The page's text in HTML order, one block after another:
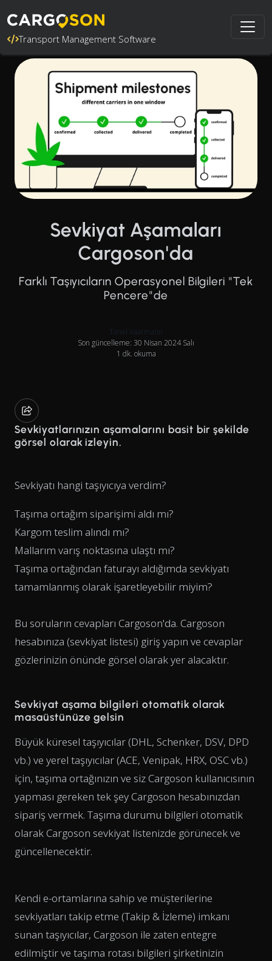
Transport Management Software
Sevkiyat Aşamaları
Cargoson'da
Farklı Taşıyıcıların Operasyonel Bilgileri "Tek
Pencere"de
Tanel Vaarmann
Son güncelleme: 30 Nisan 2024 Salı
1 dk. okuma
Sevkiyatlarınızın aşamalarını basit bir şekilde
görsel olarak izleyin.
Sevkiyatı hangi taşıyıcıya verdim?
Taşıma ortağım siparişimi aldı mı?
Kargom teslim alındı mı?
Mallarım varış noktasına ulaştı mı?
Taşıma ortağından faturayı aldığımda sevkiyatı
tamamlanmış olarak işaretleyebilir miyim?
Bu soruların cevapları Cargoson'da. Cargoson
hesabınıza (sevkiyat listesi) giriş yapın ve cevaplar
gözlerinizin önünde görsel olarak yer alacaktır.
Sevkiyat aşama bilgileri otomatik olarak
masaüstünüze gelsin
Büyük küresel taşıyıcılar (DHL, Schenker, DSV, DPD
vb.) ve yerel taşıyıcılar (ACE, Venipak, HRX, OSC vb.)
için, taşıma ortağınızın ve siz Cargoson kullanıcısının
yapması gereken tek şey Cargoson hesabınızdan
sipariş vermek. Taşıma durumu bilgileri otomatik
olarak Cargoson sevkiyat listenizde görünecek ve
güncellenecektir.
Kendi e-ortamlarına sahip ve müşterilerine
sevkiyatları takip etme (Takip & İzleme) imkanı
sunan taşıyıcılar, Cargoson ile zaten entegre
edilmiştir ve taşıma rotası bilgileri şirketinizin